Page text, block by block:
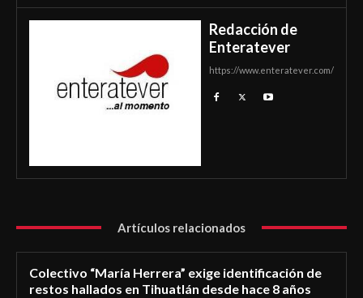
Redacción de
Enteratever
https://www.enteratever.com/
Artículos relacionados
Colectivo “María Herrera” exige identificación de
restos hallados en Tihuatlán desde hace 8 años